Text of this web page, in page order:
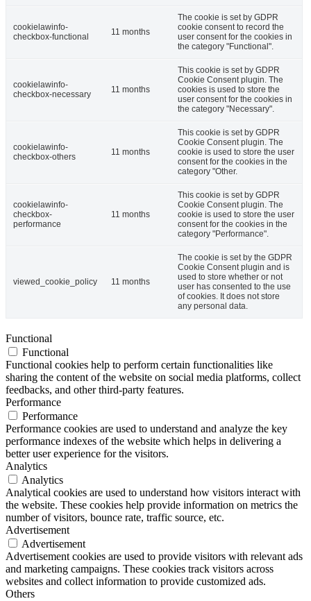
cookielawinfo-
checkbox-functional
11 months
The cookie is set by GDPR
cookie consent to record the
user consent for the cookies in
the category "Functional".
cookielawinfo-
checkbox-necessary
11 months
This cookie is set by GDPR
Cookie Consent plugin. The
cookies is used to store the
user consent for the cookies in
the category "Necessary".
cookielawinfo-
checkbox-others
11 months
This cookie is set by GDPR
Cookie Consent plugin. The
cookie is used to store the user
consent for the cookies in the
category "Other.
cookielawinfo-
checkbox-
performance
11 months
This cookie is set by GDPR
Cookie Consent plugin. The
cookie is used to store the user
consent for the cookies in the
category "Performance".
viewed_cookie_policy 11 months
The cookie is set by the GDPR
Cookie Consent plugin and is
used to store whether or not
user has consented to the use
of cookies. It does not store
any personal data.
Functional
Functional
Functional cookies help to perform certain functionalities like
sharing the content of the website on social media platforms, collect
feedbacks, and other third-party features.
Performance
Performance
Performance cookies are used to understand and analyze the key
performance indexes of the website which helps in delivering a
better user experience for the visitors.
Analytics
Analytics
Analytical cookies are used to understand how visitors interact with
the website. These cookies help provide information on metrics the
number of visitors, bounce rate, traffic source, etc.
Advertisement
Advertisement
Advertisement cookies are used to provide visitors with relevant ads
and marketing campaigns. These cookies track visitors across
websites and collect information to provide customized ads.
Others